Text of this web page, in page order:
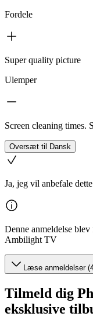
Fordele
Super quality picture
Ulemper
Screen cleaning times.
Oversæt til Dansk
Ja, jeg vil anbefale
Denne anmeldelse
Ambilight TV
Læse anmeldelser
Tilmeld dig
eksklusive